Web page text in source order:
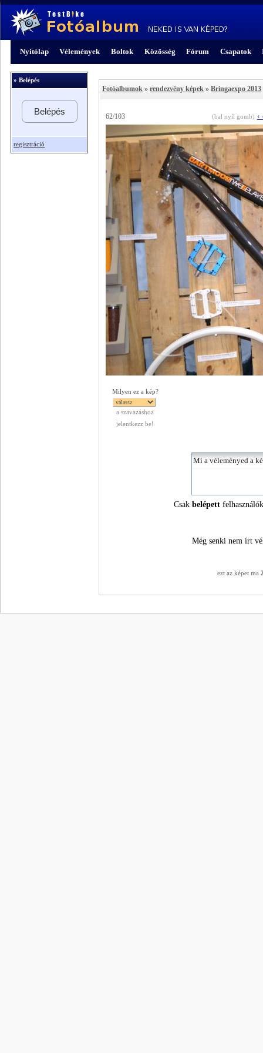
Nyitólap Vélemények Boltok Közösség Fórum Csapatok
» Belépés
Belépés
regisztráció
Fotóalbumok »rendezvény képek »Bringaexpo 2013
62/103 (bal nyíl gomb) ‹
Milyen ez a kép?
a szavazáshoz
jelentkezz be!
Csakbelépett
Még senki nem írt
ezt az képet ma